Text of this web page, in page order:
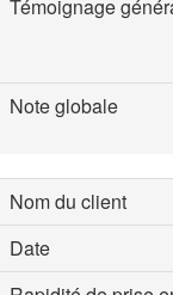
Témoignage
Note globale
Nom du client
Date